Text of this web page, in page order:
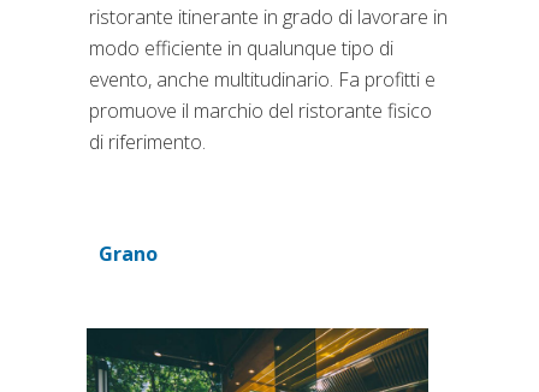
ristorante itinerante in grado di lavorare in
modo efficiente in qualunque tipo di
evento, anche multitudinario. Fa profitti e
promuove il marchio del ristorante fisico
di riferimento.
Grano
(si apre in una nuova scheda)